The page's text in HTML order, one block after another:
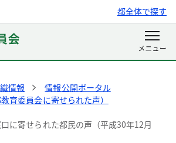
都全体で探す
情報
情報公開ポータル
育委員会に寄せられた声）
に寄せられた都民の声（平成30年12月